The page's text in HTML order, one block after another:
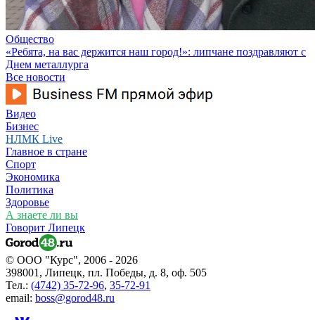
Общество
«Ребята, на вас держится наш город!»: липчане поздравляют с
Днем металлурга
Все новости
Видео
Бизнес
НЛМК Live
Главное в стране
Спорт
Экономика
Политика
Здоровье
А знаете ли вы
Говорит Липецк
© ООО "Курс", 2006 - 2026
398001, Липецк, пл. Победы, д. 8, оф. 505
Тел.: (4742) 35-72-96, 35-72-91
email: boss@gorod48.ru